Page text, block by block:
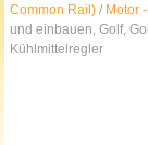
Common Rail) / Motor
und einbauen, Golf,
Kühlmittelregler